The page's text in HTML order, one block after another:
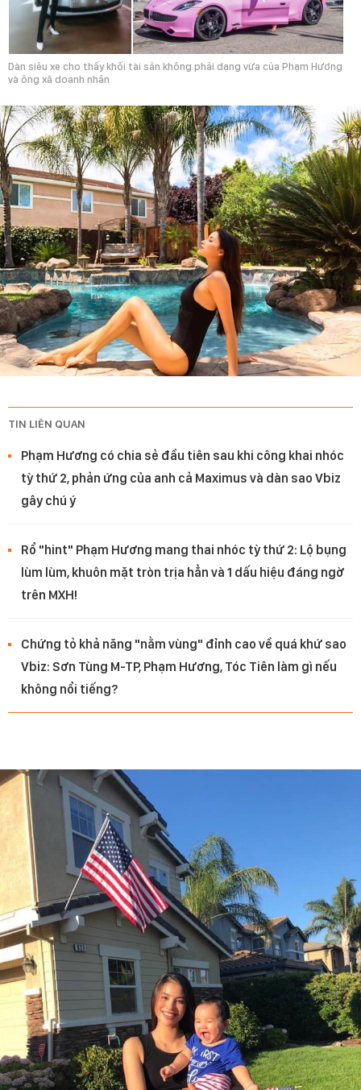
Dàn siêu xe cho thấy khối tài sản không phải dạng vừa của Phạm Hương
và ông xã doanh nhân
TIN LIÊN QUAN
Phạm Hương có chia sẻ đầu tiên sau khi công khai nhóc
tỳ thứ 2, phản ứng của anh cả Maximus và dàn sao Vbiz
gây chú ý
Rổ "hint" Phạm Hương mang thai nhóc tỳ thứ 2: Lộ bụng
lùm lùm, khuôn mặt tròn trịa hẳn và 1 dấu hiệu đáng ngờ
trên MXH!
Chứng tỏ khả năng "nằm vùng" đỉnh cao về quá khứ sao
Vbiz: Sơn Tùng M-TP, Phạm Hương, Tóc Tiên làm gì nếu
không nổi tiếng?